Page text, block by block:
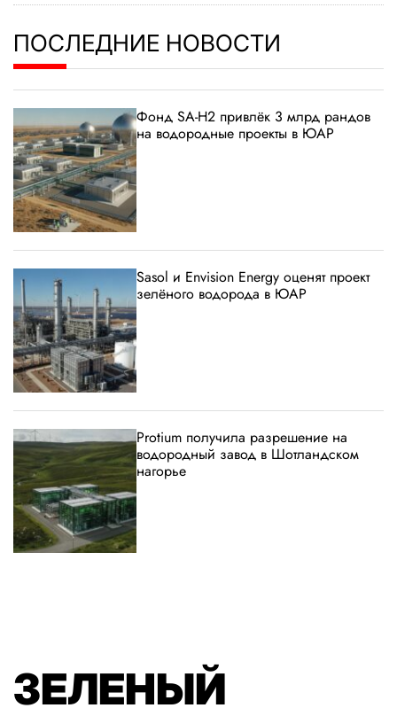
ПОСЛЕДНИЕ НОВОСТИ
Фонд SA-H2 привлёк 3 млрд рандов
на водородные проекты в ЮАР
Sasol и Envision Energy оценят проект
зелёного водорода в ЮАР
Protium получила разрешение на
водородный завод в Шотландском
нагорье
ЗЕЛЕНЫЙ